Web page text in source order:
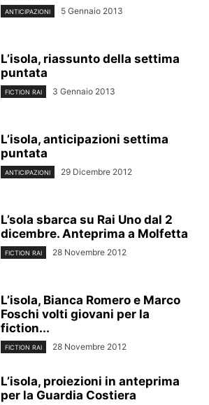
ANTICIPAZIONI 5 Gennaio 2013
L’isola, riassunto della settima
puntata
FICTION RAI 3 Gennaio 2013
L’isola, anticipazioni settima
puntata
ANTICIPAZIONI 29 Dicembre 2012
L’sola sbarca su Rai Uno dal 2
dicembre. Anteprima a Molfetta
FICTION RAI 28 Novembre 2012
L’isola, Bianca Romero e Marco
Foschi volti giovani per la
fiction...
FICTION RAI 28 Novembre 2012
L’isola, proiezioni in anteprima
per la Guardia Costiera